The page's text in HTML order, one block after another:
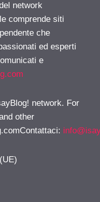
network
comprende siti
che
ed esperti
e
network. For
other
: